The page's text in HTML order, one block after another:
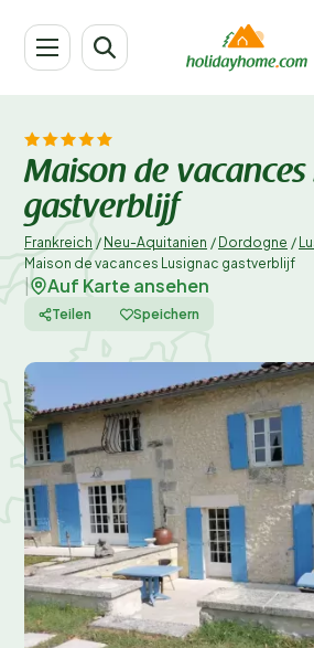
Maison de vacances
gastverblijf
Frankreich / Neu-Aquitanien / Dordogne /
Maison de vacances Lusignac gastverblijf
Auf Karte ansehen
Teilen Speichern